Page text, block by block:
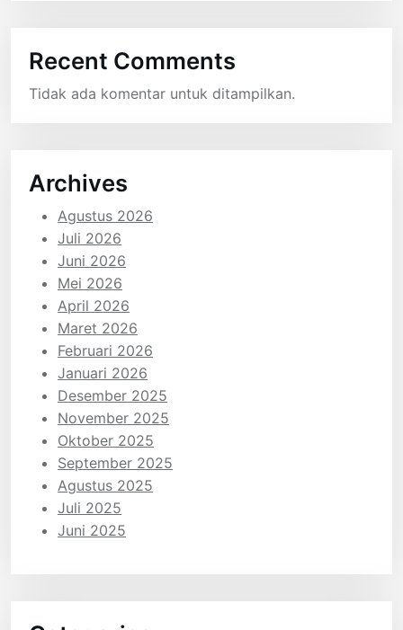
Recent Comments
Tidak ada komentar untuk ditampilkan.
Archives
Agustus 2026
Juli 2026
Juni 2026
Mei 2026
April 2026
Maret 2026
Februari 2026
Januari 2026
Desember 2025
November 2025
Oktober 2025
September 2025
Agustus 2025
Juli 2025
Juni 2025